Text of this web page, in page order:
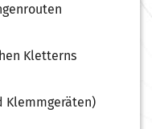
Kletterns
Klemmgeräten)